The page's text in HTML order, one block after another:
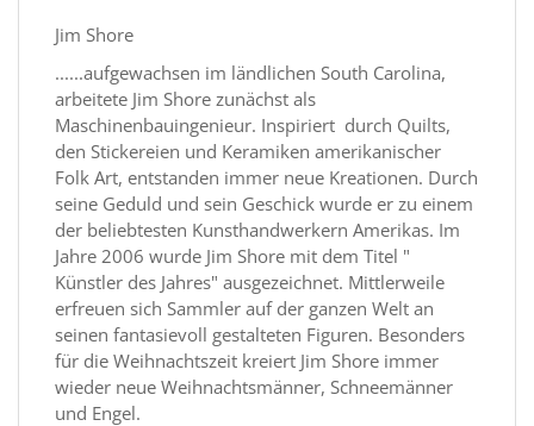
Jim Shore
......aufgewachsen im ländlichen South Carolina,
arbeitete Jim Shore zunächst als
Maschinenbauingenieur. Inspiriert durch Quilts,
den Stickereien und Keramiken amerikanischer
Folk Art, entstanden immer neue Kreationen. Durch
seine Geduld und sein Geschick wurde er zu einem
der beliebtesten Kunsthandwerkern Amerikas. Im
Jahre 2006 wurde Jim Shore mit dem Titel "
Künstler des Jahres" ausgezeichnet. Mittlerweile
erfreuen sich Sammler auf der ganzen Welt an
seinen fantasievoll gestalteten Figuren. Besonders
für die Weihnachtszeit kreiert Jim Shore immer
wieder neue Weihnachtsmänner, Schneemänner
und Engel.